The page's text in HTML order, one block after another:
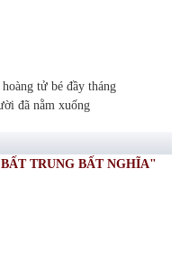
tử bé đầy tháng
đã nằm xuống
TRUNG BẤT NGHĨA"